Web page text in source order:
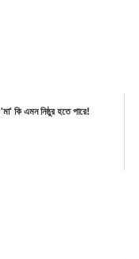
'মা' কি এমন নিষ্ঠুর হতে পারে!